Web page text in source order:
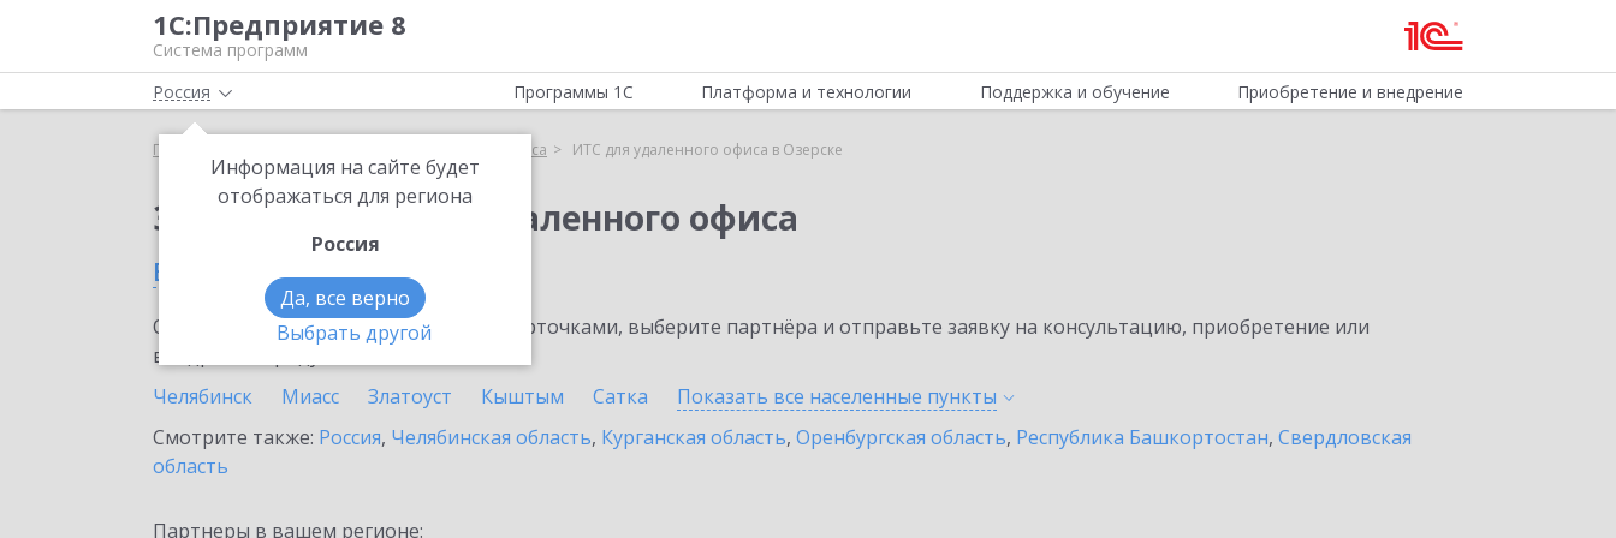
1С:Предприятие 8
Система программ
Россия
Информация на сайте будет
отображаться для региона
Россия
Да, все верно
Выбрать другой
Программы 1С Платформа и технологии Поддержка и обучение Приобретение и внедрение
Главная ИТС для удаленного офиса ИТС для удаленного офиса в Озерске
Заказать ИТС для удаленного офиса
в Озерске
Ознакомьтесь с информационными карточками, выберите партнёра и отправьте заявку на консультацию, приобретение или
внедрение продукта.
Челябинск
Миасс Златоуст Кыштым Сатка Показать все населенные пункты
Смотрите также: Россия, Челябинская область, Курганская область, Оренбургская область, Республика Башкортостан, Свердловская
область
Партнеры в вашем регионе: